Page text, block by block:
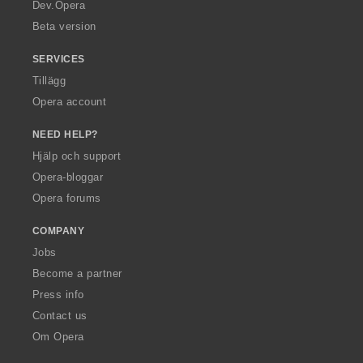
Dev.Opera
Beta version
SERVICES
Tillägg
Opera account
NEED HELP?
Hjälp och support
Opera-bloggar
Opera forums
COMPANY
Jobs
Become a partner
Press info
Contact us
Om Opera